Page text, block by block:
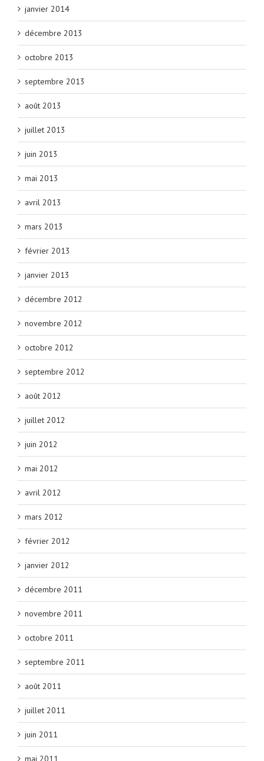
janvier 2014
décembre 2013
octobre 2013
septembre 2013
août 2013
juillet 2013
juin 2013
mai 2013
avril 2013
mars 2013
février 2013
janvier 2013
décembre 2012
novembre 2012
octobre 2012
septembre 2012
août 2012
juillet 2012
juin 2012
mai 2012
avril 2012
mars 2012
février 2012
janvier 2012
décembre 2011
novembre 2011
octobre 2011
septembre 2011
août 2011
juillet 2011
juin 2011
mai 2011